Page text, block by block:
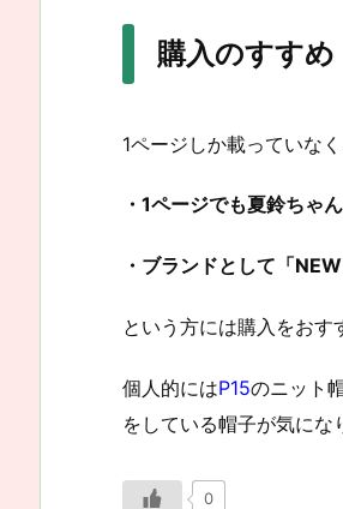
購入のすすめ
1ページしか載っていな
・1ページでも夏鈴ちゃん
・ブランドとして「
という方には購入をおす
個人的にはP15のニット帽
をしている帽子が気にな
0